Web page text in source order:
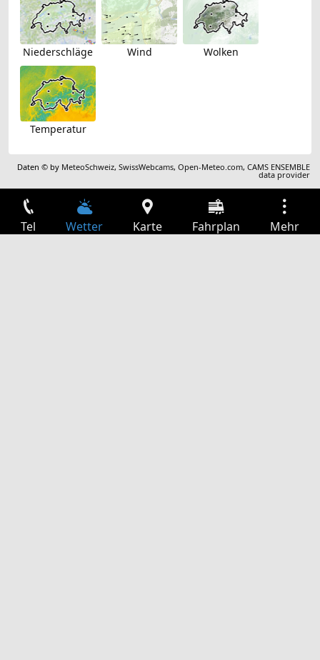
Niederschläge Wind Wolken
Temperatur
Daten © by MeteoSchweiz,SwissWebcams,Open-Meteo.com,CAMS ENSEMBLE
data provider
Tel Wetter Karte Fahrplan Mehr